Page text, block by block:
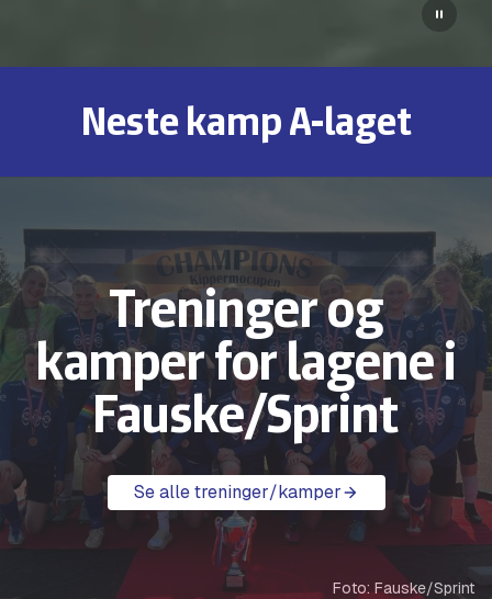
Start/
Neste kamp A-laget
Foto: Fauske/Sprint
Treninger og
kamper for lagene i
Fauske/Sprint
Se alle treninger/kamper